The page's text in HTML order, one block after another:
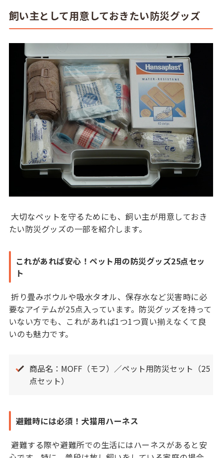
飼い主として用意しておきたい防災グッズ
大切なペットを守るためにも、飼い主が用意しておき
たい防災グッズの一部を紹介します。
これがあれば安心！ペット用の防災グッズ25点セッ
ト
折り畳みボウルや吸水タオル、保存水など災害時に必
要なアイテムが25点入っています。防災グッズを持って
いない方でも、これがあれば1つ1つ買い揃えなくて良
いのも魅力です。
商品名：MOFF（モフ）／ペット用防災セット（25
点セット）
避難時には必須！犬猫用ハーネス
避難する際や避難所での生活にはハーネスがあると安